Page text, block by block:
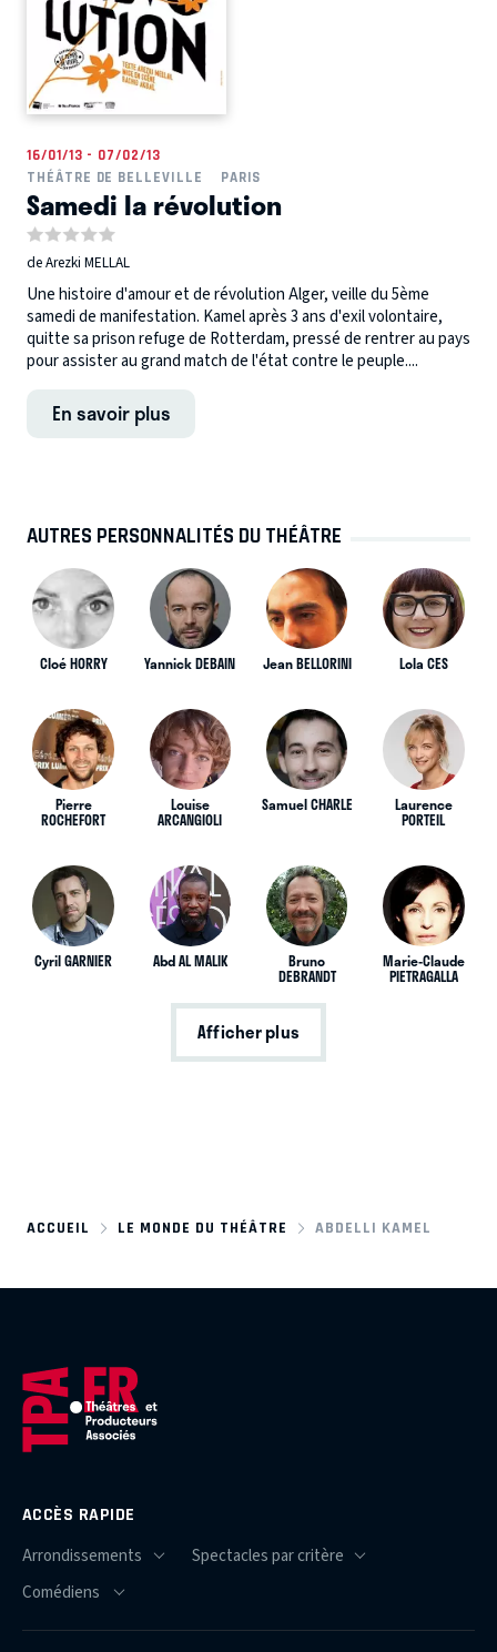
16/01/13 - 07/02/13
THÉÂTRE DE BELLEVILLE
PARIS
Samedi la révolution
de Arezki MELLAL
Une histoire d'amour et de révolution Alger, veille du 5ème
samedi de manifestation. Kamel après 3 ans d'exil volontaire,
quitte sa prison refuge de Rotterdam, pressé de rentrer au pays
pour assister au grand match de l'état contre le peuple....
En savoir plus
AUTRES PERSONNALITÉS DU THÉÂTRE
Cloé HORRY Yannick DEBAIN Jean BELLORINI Lola CES
Pierre
ROCHEFORT
Louise
ARCANGIOLI
Samuel CHARLE Laurence
PORTEIL
Cyril GARNIER Abd AL MALIK Bruno
DEBRANDT
Marie-Claude
PIETRAGALLA
Afficher plus
ACCUEIL LE MONDE DU THÉÂTRE ABDELLI KAMEL
ACCÈS RAPIDE